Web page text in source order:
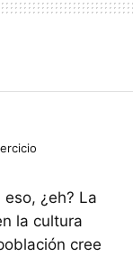
¿eh? La
la cultura
cree